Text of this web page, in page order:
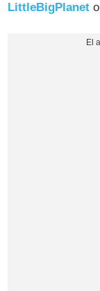
LittleBigPlanet o